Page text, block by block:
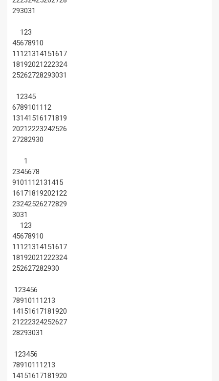
293031
123
45678910
11 121314151617
18192021222324
25262728293031
12345
67891011 12
13141516171819
20212223242526
27282930
1
2345678
91011 12131415
16171819202122
23242526272829
3031
123
45678910
11 121314151617
18192021222324
252627282930
123456
7891011 1213
14151617181920
21222324252627
28293031
123456
7891011 1213
14151617181920